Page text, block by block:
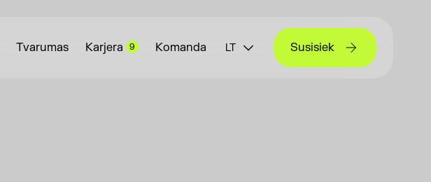
Tvarumas Karjera 9 Komanda LT Susisiek